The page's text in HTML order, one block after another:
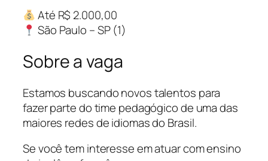
Até R$ 2.000,00
São Paulo – SP (1)
Sobre a vaga
Estamos buscando novos talentos para
fazer parte do time pedagógico de uma das
maiores redes de idiomas do Brasil.
Se você tem interesse em atuar com ensino